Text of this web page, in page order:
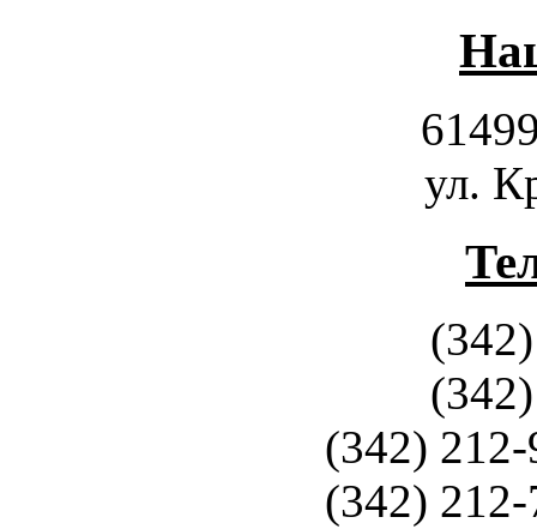
ул.
(342)
(342)